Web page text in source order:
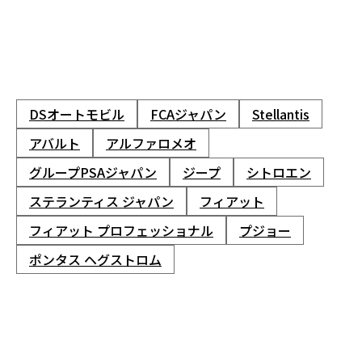
DSオートモビル FCAジャパン
Stellantis
アバルト
アルファロメオ
グループPSAジャパン
ジープ
シトロエン
ステランティス ジャパン
フィアット
フィアット プロフェッショナル
プジョー
ポンタス ヘグストロム